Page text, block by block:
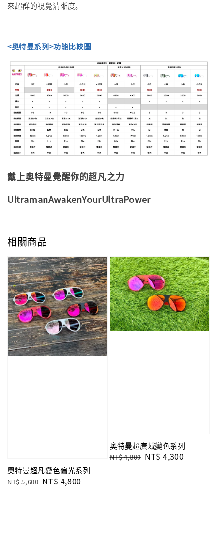
來超群的視覺清晰度。
<奧特曼系列>功能比較圖
戴上奧特曼覺醒你的超凡之力
UltramanAwakenYourUltraPower
相關商品
奧特曼超凡變色偏光系列
Regular
NT$ 5,600 Sale
NT$ 4,800
奧特曼超廣域變色系列
Regular
NT$ 4,800 Sale
NT$ 4,300